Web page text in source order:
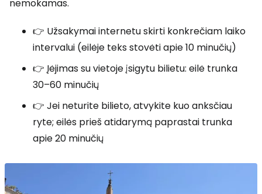
nemokamas.
👉 Užsakymai internetu skirti konkrečiam laiko
intervalui (eilėje teks stovėti apie 10 minučių)
👉 Įėjimas su vietoje įsigytu bilietu: eilė trunka
30–60 minučių
👉 Jei neturite bilieto, atvykite kuo anksčiau
ryte; eilės prieš atidarymą paprastai trunka
apie 20 minučių